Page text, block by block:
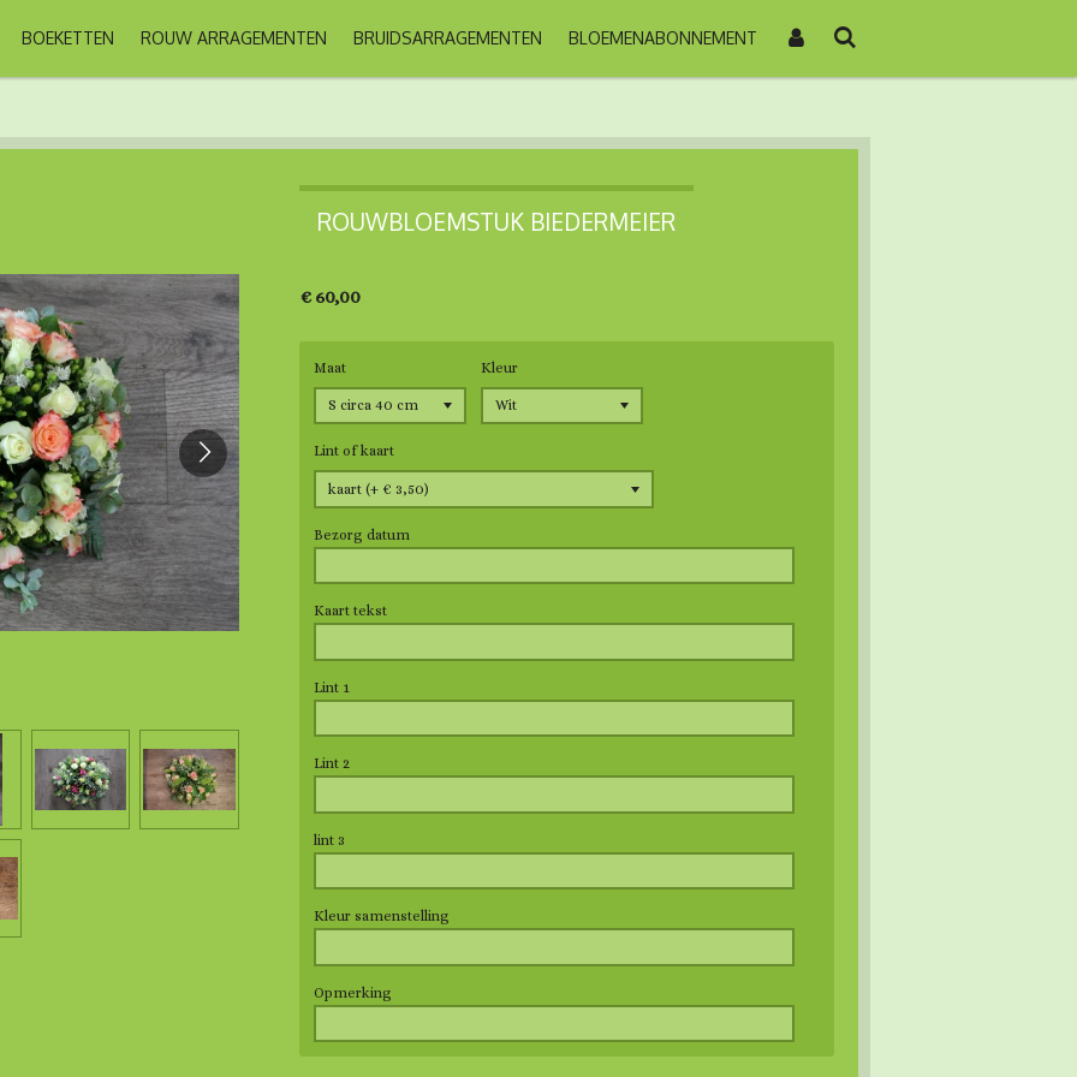
BOEKETTEN ROUW ARRAGEMENTEN BRUIDSARRAGEMENTEN BLOEMENABONNEMENT
ROUWBLOEMSTUK BIEDERMEIER
€ 60,00
Maat Kleur
Lint of kaart
Bezorg datum
Kaart tekst
Lint 1
Lint 2
lint 3
Kleur samenstelling
Opmerking